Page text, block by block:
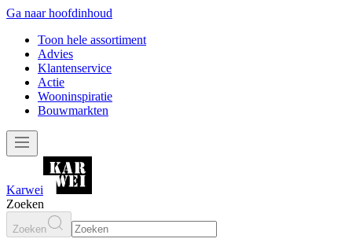
Ga naar hoofdinhoud
Toon hele assortiment
Advies
Klantenservice
Actie
Wooninspiratie
Bouwmarkten
Karwei
Zoeken
Zoeken